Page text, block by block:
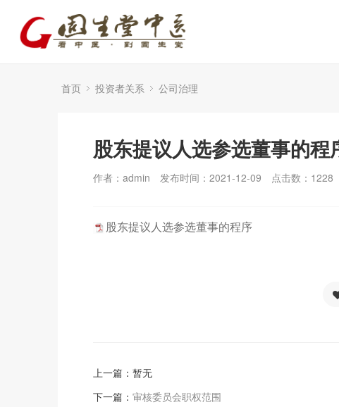
首页 投资者关系 公司治理
股东提议人选参选董事的程
作者：admin 发布时间：2021-12-09 点击数： 1228
股东提议人选参选董事的程序
上一篇：暂无
下一篇： 审核委员会职权范围